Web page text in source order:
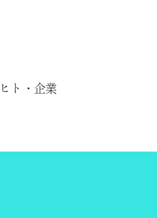
ト・企業